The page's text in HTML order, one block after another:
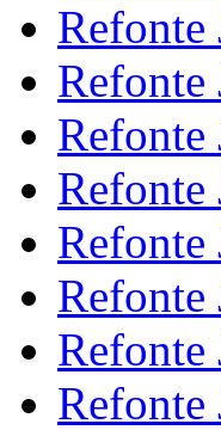
Refonte
Refonte
Refonte
Refonte
Refonte
Refonte
Refonte
Refonte